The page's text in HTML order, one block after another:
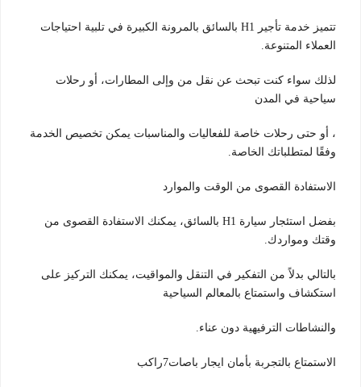
تتميز خدمة تأجير H1 بالسائق بالمرونة الكبيرة في تلبية احتياجات
العملاء المتنوعة.
لذلك سواء كنت تبحث عن نقل من وإلى المطارات، أو رحلات
سياحية في المدن
، أو حتى رحلات خاصة للفعاليات والمناسبات يمكن تخصيص الخدمة
وفقًا لمتطلباتك الخاصة.
الاستفادة القصوى من الوقت والموارد
بفضل استئجار سيارة H1 بالسائق، يمكنك الاستفادة القصوى من
وقتك ومواردك.
بالتالي بدلاً من التفكير في التنقل والمواقيت، يمكنك التركيز على
استكشاف واستمتاع بالمعالم السياحية
والنشاطات الترفيهية دون عناء.
الاستمتاع بالتجربة بأمان ايجار باصات7راكب